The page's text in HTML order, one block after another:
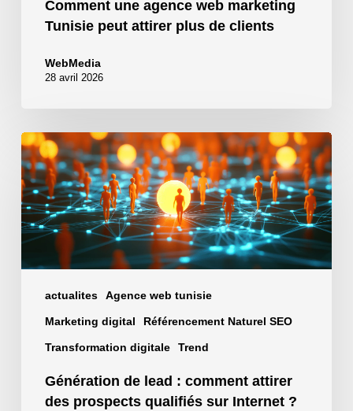
Comment une agence web marketing
Tunisie peut attirer plus de clients
WebMedia
28 avril 2026
actualites Agence web tunisie
Marketing digital Référencement Naturel SEO
Transformation digitale Trend
Génération
de
lead
:
comment
attirer
des
Internet
Génération de lead : comment attirer
des prospects qualifiés sur Internet ?